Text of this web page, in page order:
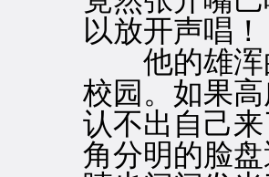
以放开声唱！
他的雄浑
校园。如果
认不出自己
角分明的脸